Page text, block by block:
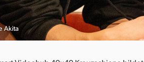
Akita